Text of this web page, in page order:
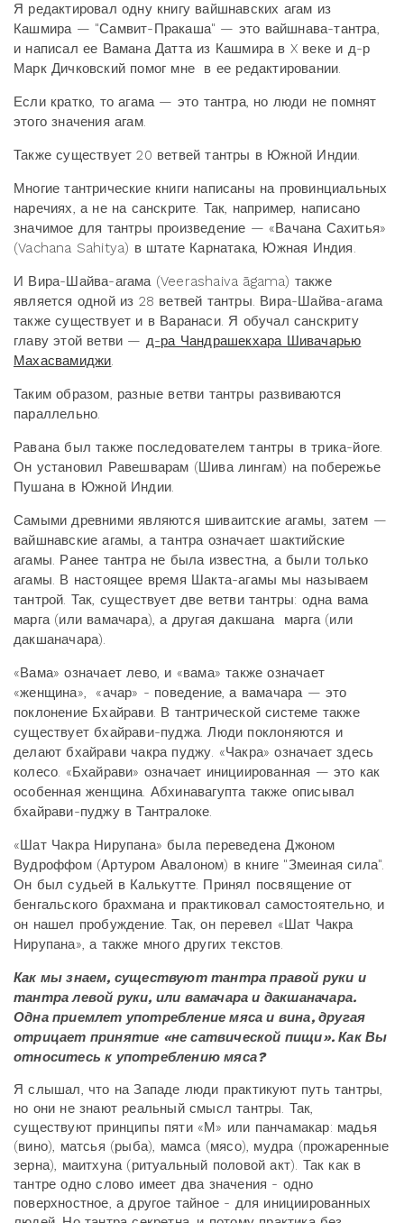
Я редактировал одну книгу вайшнавских агам из
Кашмира — "Самвит-Пракаша" — это вайшнава-тантра,
и написал ее Вамана Датта из Кашмира в X веке и д-р
Марк Дичковский помог мне в ее редактировании.
Если кратко, то агама — это тантра, но люди не помнят
этого значения агам.
Также существует 20 ветвей тантры в Южной Индии.
Многие тантрические книги написаны на провинциальных
наречиях, а не на санскрите. Так, например, написано
значимое для тантры произведение — «Вачана Сахитья»
(Vachana Sahitya) в штате Карнатака, Южная Индия.
И Вира-Шайва-агама (Veerashaiva āgama) также
является одной из 28 ветвей тантры. Вира-Шайва-агама
также существует и в Варанаси. Я обучал санскриту
главу этой ветви — д-ра Чандрашекхара Шивачарью
Махасвамиджи.
Таким образом, разные ветви тантры развиваются
параллельно.
Равана был также последователем тантры в трика-йоге.
Он установил Равешварам (Шива лингам) на побережье
Пушана в Южной Индии.
Самыми древними являются шиваитские агамы, затем —
вайшнавские агамы, а тантра означает шактийские
агамы. Ранее тантра не была известна, а были только
агамы. В настоящее время Шакта-агамы мы называем
тантрой. Так, существует две ветви тантры: одна вама
марга (или вамачара), а другая дакшана марга (или
дакшаначара).
«Вама» означает лево, и «вама» также означает
«женщина», «ачар» - поведение, а вамачара — это
поклонение Бхайрави. В тантрической системе также
существует бхайрави-пуджа. Люди поклоняются и
делают бхайрави чакра пуджу. «Чакра» означает здесь
колесо. «Бхайрави» означает инициированная — это как
особенная женщина. Абхинавагупта также описывал
бхайрави-пуджу в Тантралоке.
«Шат Чакра Нирупана» была переведена Джоном
Вудроффом (Артуром Авалоном) в книге "Змеиная сила".
Он был судьей в Калькутте. Принял посвящение от
бенгальского брахмана и практиковал самостоятельно, и
он нашел пробуждение. Так, он перевел «Шат Чакра
Нирупана», а также много других текстов.
Как мы знаем, существуют тантра правой руки и
тантра левой руки, или вамачара и дакшаначара.
Одна приемлет употребление мяса и вина, другая
отрицает принятие «не сатвической пищи». Как Вы
относитесь к употреблению мяса?
Я слышал, что на Западе люди практикуют путь тантры,
но они не знают реальный смысл тантры. Так,
существуют принципы пяти «М» или панчамакар: мадья
(вино), матсья (рыба), мамса (мясо), мудра (прожаренные
зерна), маитхуна (ритуальный половой акт). Так как в
тантре одно слово имеет два значения - одно
поверхностное, а другое тайное - для инициированных